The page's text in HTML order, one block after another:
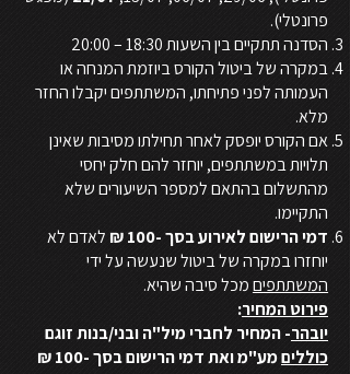
פרונטלי).
הסדנה תתקיים בין השעות 18:30 – 20:00
במקרה של ביטול הקורס ביוזמת המנחה או
העמותה לפני פתיחתו, המשתתפים יקבלו החזר
מלא.
אם הקורס יופסק לאחר תחילתו מסיבות שאינן
תלויות במשתתפים, יוחזר להם חלק יחסי
מהתשלום בהתאם למספר השיעורים שלא
התקיימו.
דמי הרישום לאירוע בסך -100 ₪
לאדם לא
יוחזרו במקרה של ביטול שנעשה על ידי
המשתתפיםמכל סיבה שהיא.
פירוט המחיר:
יובהר- המחיר לחברי מיל"ה ובני/בנות זוגם
כוללים
מע"מ ואת דמי הרישום בסך -100 ₪